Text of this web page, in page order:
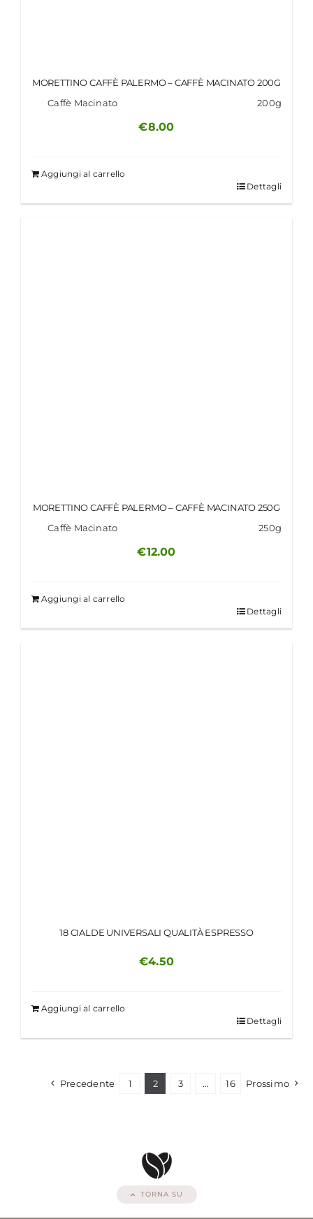
MORETTINO CAFFÈ PALERMO – CAFFÈ MACINATO 200G
Caffè Macinato
200g
€8.00
Aggiungi al carrello
Dettagli
MORETTINO CAFFÈ PALERMO – CAFFÈ MACINATO 250G
Caffè Macinato
250g
€12.00
Aggiungi al carrello
Dettagli
18 CIALDE UNIVERSALI QUALITÀ ESPRESSO
€4.50
Aggiungi al carrello
Dettagli
Precedente 1 2 3 … 16 Prossimo
TORNA SU